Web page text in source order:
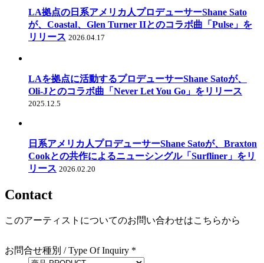
LA拠点の日系アメリカ人プロデューサーShane Sato
が、Coastal、Glen Turner IIとのコラボ曲「Pulse」を
リリース 2026.04.17
LAを拠点に活動するプロデューサーShane Satoが、
Oli-Jとのコラボ曲「Never Let You Go」をリリース
2025.12.5
日系アメリカ人プロデューサーShane Satoが、Braxton
Cookとの共作によるニューシングル「Surfliner」をリ
リース 2026.02.20
Contact
このアーティストについてのお問い合わせはこちらから
お問合せ種別 / Type Of Inquiry *